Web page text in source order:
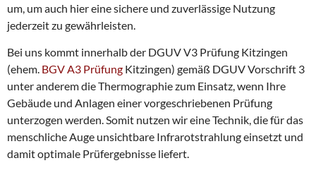
um, um auch hier eine sichere und zuverlässige Nutzung
jederzeit zu gewährleisten.
Bei uns kommt innerhalb der DGUV V3 Prüfung Kitzingen
(ehem. BGV A3 Prüfung Kitzingen) gemäß DGUV Vorschrift 3
unter anderem die Thermographie zum Einsatz, wenn Ihre
Gebäude und Anlagen einer vorgeschriebenen Prüfung
unterzogen werden. Somit nutzen wir eine Technik, die für das
menschliche Auge unsichtbare Infrarotstrahlung einsetzt und
damit optimale Prüfergebnisse liefert.